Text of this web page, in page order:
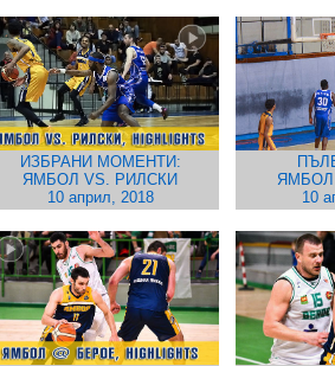
ИЗБРАНИ МОМЕНТИ:
ЯМБОЛ VS. РИЛСКИ
10 април, 2018
ЯМБОЛ
10